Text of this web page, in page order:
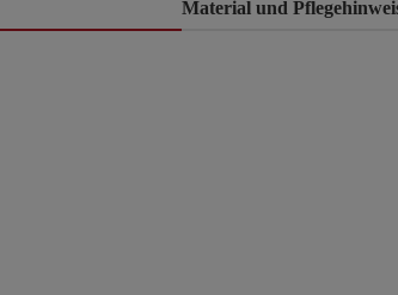
Material und